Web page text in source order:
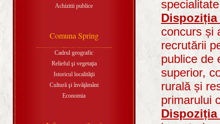
Dispoziția
concurs și
recrutării
publice de
superior,
rurală și
primarului
Dispoziția
Achizitii publice
Comuna Spring
Cadrul geografic
Relieful şi vegetaţia
Istoricul localităţii
Cultură şi învăţământ
Economia